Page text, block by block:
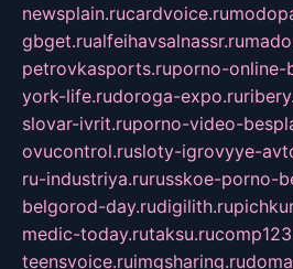
newsplain.rucardvoice.ru
gbget.rualfeihavsalnassr.ru
petrovkasports.ruporno-online-
york-life.rudoroga-expo.ru
slovar-ivrit.ruporno-video-
ovucontrol.rusloty-igrovyye-
ru-industriya.rurusskoe-porno-
belgorod-day.rudigilith.ru
medic-today.rutaksu.ru
teensvoice.ruimgsharing.ru